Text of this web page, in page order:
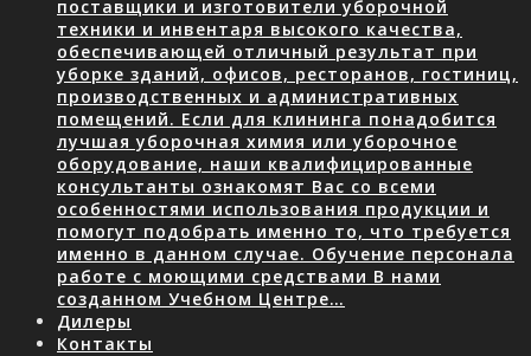
поставщики и изготовители уборочной
техники и инвентаря высокого качества,
обеспечивающей отличный результат при
уборке зданий, офисов, ресторанов, гостиниц,
производственных и административных
помещений. Если для клининга понадобится
лучшая уборочная химия или уборочное
оборудование, наши квалифицированные
консультанты ознакомят Вас со всеми
особенностями использования продукции и
помогут подобрать именно то, что требуется
именно в данном случае. Обучение персонала
работе с моющими средствами В нами
созданном Учебном Центре…
Дилеры
Контакты